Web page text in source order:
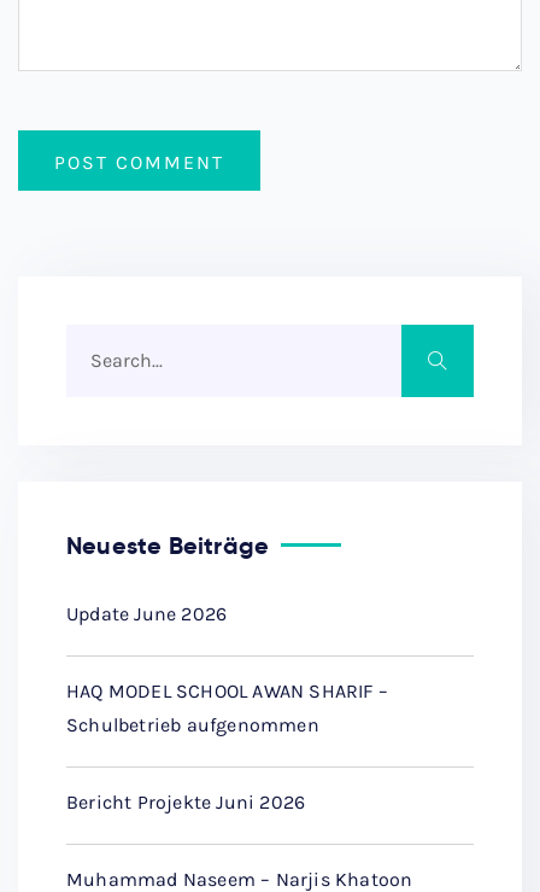
Neueste Beiträge
Update June 2026
HAQ MODEL SCHOOL AWAN SHARIF –
Schulbetrieb aufgenommen
Bericht Projekte Juni 2026
Muhammad Naseem – Narjis Khatoon